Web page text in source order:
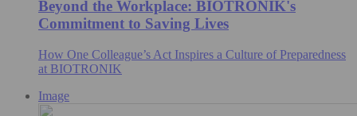
Beyond the Workplace: BIOTRONIK's
Commitment to Saving Lives
How One Colleague’s Act Inspires a Culture of Preparedness
at BIOTRONIK
Image